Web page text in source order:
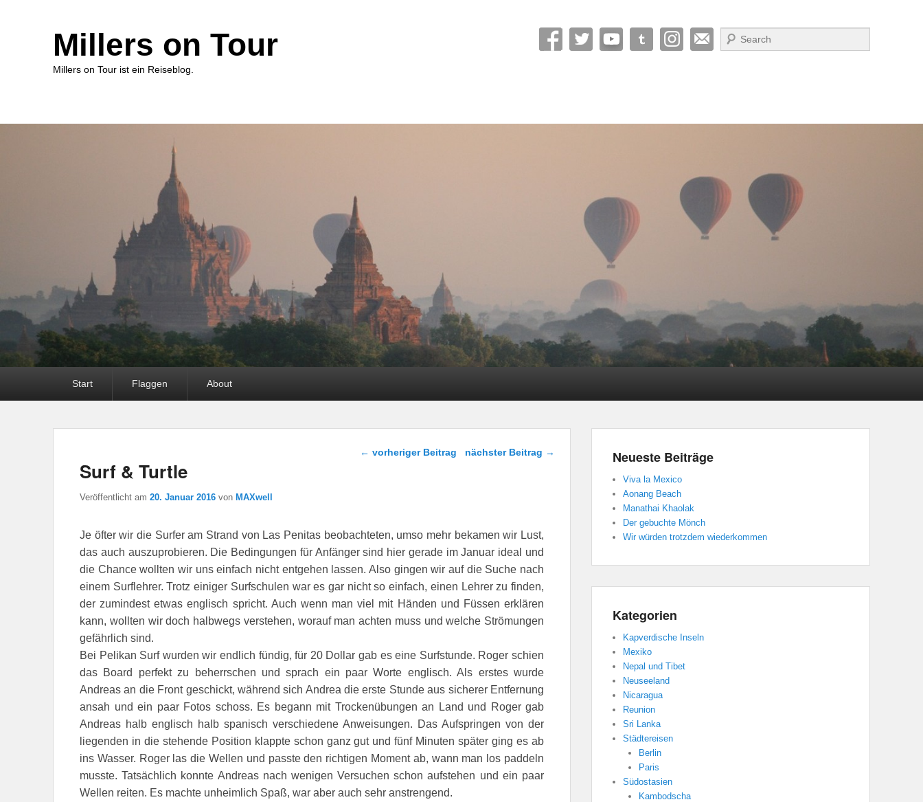
Millers on Tour
Millers on Tour ist ein Reiseblog.
Suche
Start Flaggen About
Beitragsnavigation
← vorheriger Beitrag nächster Beitrag →
Surf & Turtle
Veröffentlicht am 20. Januar 2016 von MAXwell
Je öfter wir die Surfer am Strand von Las Penitas beobachteten, umso mehr bekamen wir Lust,
das auch auszuprobieren. Die Bedingungen für Anfänger sind hier gerade im Januar ideal und
die Chance wollten wir uns einfach nicht entgehen lassen. Also gingen wir auf die Suche nach
einem Surflehrer. Trotz einiger Surfschulen war es gar nicht so einfach, einen Lehrer zu finden,
der zumindest etwas englisch spricht. Auch wenn man viel mit Händen und Füssen erklären
kann, wollten wir doch halbwegs verstehen, worauf man achten muss und welche Strömungen
gefährlich sind.
Bei Pelikan Surf wurden wir endlich fündig, für 20 Dollar gab es eine Surfstunde. Roger schien
das Board perfekt zu beherrschen und sprach ein paar Worte englisch. Als erstes wurde
Andreas an die Front geschickt, während sich Andrea die erste Stunde aus sicherer Entfernung
ansah und ein paar Fotos schoss. Es begann mit Trockenübungen an Land und Roger gab
Andreas halb englisch halb spanisch verschiedene Anweisungen. Das Aufspringen von der
liegenden in die stehende Position klappte schon ganz gut und fünf Minuten später ging es ab
ins Wasser. Roger las die Wellen und passte den richtigen Moment ab, wann man los paddeln
musste. Tatsächlich konnte Andreas nach wenigen Versuchen schon aufstehen und ein paar
Wellen reiten. Es machte unheimlich Spaß, war aber auch sehr anstrengend.
Neueste Beiträge
Viva la Mexico
Aonang Beach
Manathai Khaolak
Der gebuchte Mönch
Wir würden trotzdem wiederkommen
Kategorien
Kapverdische Inseln
Mexiko
Nepal und Tibet
Neuseeland
Nicaragua
Reunion
Sri Lanka
Städtereisen
Berlin
Paris
Südostasien
Kambodscha